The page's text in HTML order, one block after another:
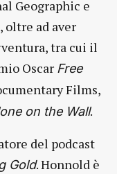
Geographic e
ad aver
tra cui il
Oscar Free
Films,
on the Wall.
del podcast
Gold. Honnold è